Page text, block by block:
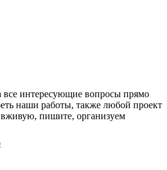
все интересующие вопросы прямо
наши работы, также любой проект
пишите, организуем